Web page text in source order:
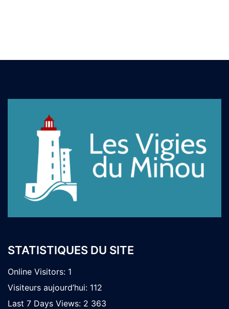
STATISTIQUES DU SITE
Online Visitors: 1
Visiteurs aujourd’hui: 112
Last 7 Days Views: 2 363